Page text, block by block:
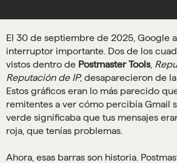
El 30 de septiembre de 2025, Google
interruptor importante. Dos de los
vistos dentro de Postmaster Tools,
Reputación de IP, desaparecieron de
Estos gráficos eran lo más parecido
remitentes a ver cómo percibía Gmail
verde significaba que tus mensajes
roja, que tenías problemas.
Ahora, esas barras son historia.